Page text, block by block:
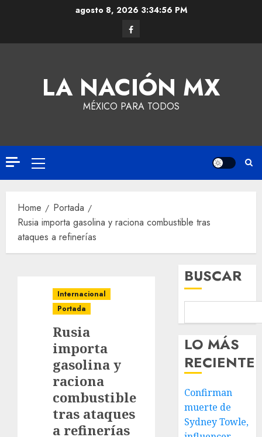
agosto 8, 2026 3:34:57 PM
LA NACIÓN MX
MÉXICO PARA TODOS
Home
Portada
Rusia importa gasolina y raciona combustible tras
ataques a refinerías
Internacional
Portada
Rusia
importa
gasolina y
raciona
combustible
tras ataques
a refinerías
BUSCAR
LO MÁS
RECIENTE
Confirman
muerte de
Sydney Towle,